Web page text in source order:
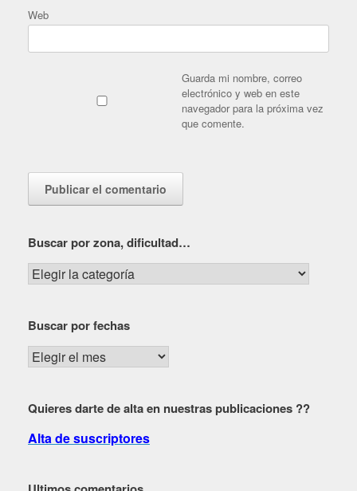
Web
Guarda mi nombre, correo
electrónico y web en este
navegador para la próxima vez
que comente.
Buscar por zona, dificultad…
Buscar
por
dificultad…
Buscar por fechas
Buscar
por
Quieres darte de alta en nuestras publicaciones ??
Alta de suscriptores